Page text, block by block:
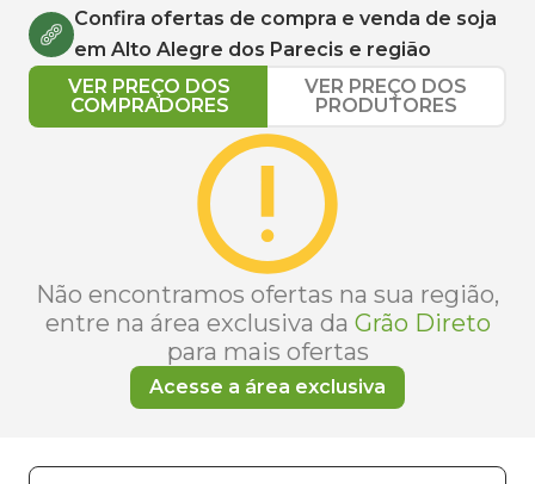
Confira ofertas de compra e venda de soja
em Alto Alegre dos Parecis e região
VER PREÇO DOS
COMPRADORES
VER PREÇO DOS
PRODUTORES
Não encontramos ofertas na sua região,
entre na área exclusiva da Grão Direto
para mais ofertas
Acesse a área exclusiva